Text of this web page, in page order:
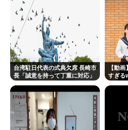
いいの
Redditを読んでると外人って
べもせずに思い込みで勝手に
佐藤二朗、胸中吐露「”ほん
らは何ひとつ言えなくて…言
NHKさん、女がいかにイージ
すく放映してしまうwww
あのちゃんさん、完全に許さ
るほど許されてしまう
台湾駐日代表の式典欠席 長崎市
長「誠意を持って丁重に対応」
【動
すぎる